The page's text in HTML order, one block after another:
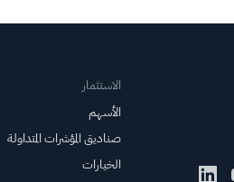
الاستثمار
الأسهم
صناديق المؤشرات المتداولة
الخيارات